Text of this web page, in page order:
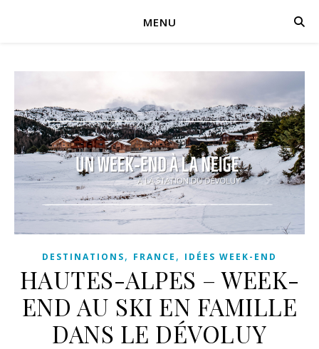
MENU
DESTINATIONS, FRANCE , IDÉES WEEK-END
HAUTES-ALPES – WEEK-
END AU SKI EN FAMILLE
DANS LE DÉVOLUY